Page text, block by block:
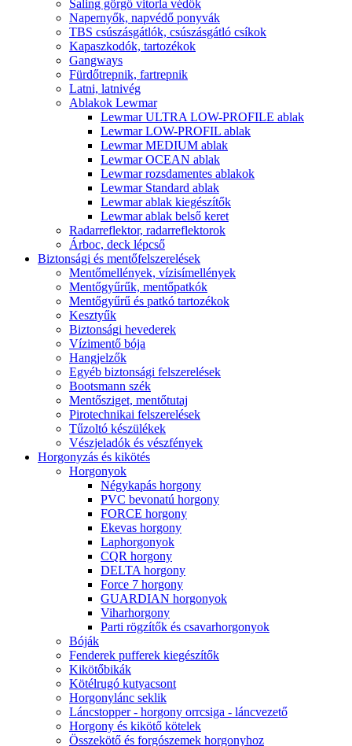
Saling görgő vitorla védők
Napernyők, napvédő ponyvák
TBS csúszásgátlók, csúszásgátló csíkok
Kapaszkodók, tartozékok
Gangways
Fürdőtrepnik, fartrepnik
Latni, latnivég
Ablakok Lewmar
Lewmar ULTRA LOW-PROFILE ablak
Lewmar LOW-PROFIL ablak
Lewmar MEDIUM ablak
Lewmar OCEAN ablak
Lewmar rozsdamentes ablakok
Lewmar Standard ablak
Lewmar ablak kiegészítők
Lewmar ablak belső keret
Radarreflektor, radarreflektorok
Árboc, deck lépcső
Biztonsági és mentőfelszerelések
Mentőmellények, vízisímellények
Mentőgyűrűk, mentőpatkók
Mentőgyűrű és patkó tartozékok
Kesztyűk
Biztonsági hevederek
Vízimentő bója
Hangjelzők
Egyéb biztonsági felszerelések
Bootsmann szék
Mentősziget, mentőtutaj
Pirotechnikai felszerelések
Tűzoltó készülékek
Vészjeladók és vészfények
Horgonyzás és kikötés
Horgonyok
Négykapás horgony
PVC bevonatú horgony
FORCE horgony
Ekevas horgony
Laphorgonyok
CQR horgony
DELTA horgony
Force 7 horgony
GUARDIAN horgonyok
Viharhorgony
Parti rögzítők és csavarhorgonyok
Bóják
Fenderek pufferek kiegészítők
Kikötőbikák
Kötélrugó kutyacsont
Horgonylánc seklik
Láncstopper - horgony orrcsiga - láncvezető
Horgony és kikötő kötelek
Összekötő és forgószemek horgonyhoz